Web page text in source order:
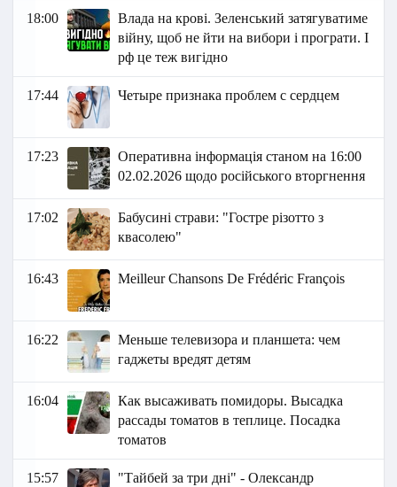
18:00
Влада на крові. Зеленський затягуватиме
війну, щоб не йти на вибори і програти. І
рф це теж вигідно
17:44 Четыре признака проблем с сердцем
17:23
Оперативна інформація станом на 16:00
02.02.2026 щодо російського вторгнення
17:02
Бабусині страви: "Гостре різотто з
квасолею"
16:43 Meilleur Chansons De Frédéric François
16:22
Меньше телевизора и планшета: чем
гаджеты вредят детям
16:04
Как высаживать помидоры. Высадка
рассады томатов в теплице. Посадка
томатов
15:57
"Тайбей за три дні" - Олександр